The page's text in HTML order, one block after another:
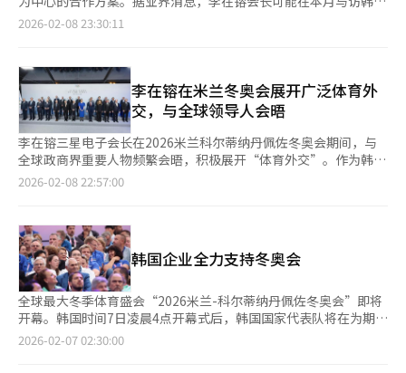
避免“低价出售给关联公司”的争议。目前，具体的交易对象、规
模和时间尚未确定。业内人士认为，可能会在三星集团内部进行股
显示将成为其全资子公司，提升决策速度和管理效率。业内预计，
此次股份出售将对三星SDI的中长期增长战略产生积极影响。10万
亿韩元的资金注入将显著改善财务结构，并为在LFP和全固态电池
等下一代技术竞争中提供投资优势。未来资产证券研究员金哲中表
示，三星显示股份的出售可能成为三星SDI在财务方面逆转局面的
关键。三星SDI计划利用筹集的资金加速“选择与集中”战略，扩
大高利润ESS电池生产线，并专注于2027年量产的全固态电池试点
线投资。※ 本报道经人工智能（AI）系统翻译与编辑。
卢拉总统会晤。预计一些积极开拓中南美市场的企业家也将出席。
重要国家。韩国贸易投资振兴公社圣保罗办事处的报告指出，巴西
有望成为南美数据中心枢纽，预计对半导体、电力设备、冷却系
统、IT硬件和网络解决方案的需求将大幅增加。三星电子在巴西北
部的马瑙斯设有生产法人，生产智能手机、电视和家电。马瑙斯是
巴西政府重点发展的高科技产业园区，三星在巴西市场占有率领
先。卢拉总统应韩国总统李在明邀请访韩。李总统去年在加拿大和
南非的国际会议上与卢拉总统会面，并在南非会议上正式邀请其访
韩。※ 本报道经人工智能（AI）系统翻译与编辑。
2026-02-08 23:30:11
李在镕在米兰冬奥会展开广泛体育外
交，与全球领导人会晤
李在镕三星电子会长在2026米兰科尔蒂纳丹佩佐冬奥会期间，与
全球政商界重要人物频繁会晤，积极展开“体育外交”。作为韩国
唯一的国际奥委会顶级赞助商代表，他再次确认了韩国企业的全球
美国副总统JD万斯、美国国务卿马尔科·鲁比奥等多国领导人。
荷兰国王威廉·亚历山大、卡塔尔国王塔米姆·本·哈马德·阿勒
萨尼等皇室成员也在场。李会长还与全球商业领袖进行了广泛交
流。可口可乐董事长詹姆斯·昆西、爱彼迎CEO布莱恩·切斯基、
欧米茄CEO雷诺德·阿什利曼、宝洁CEO沙伊利什·耶尤里卡尔等
企业高管出席，讨论商业议题和合作方案。一位业内人士表
示：“国际奥委会晚宴不仅是社交活动，更是全球政治经济交汇的
顶级网络平台。李会长的出席展示了三星电子的品牌实力和全球网
2026-02-08 22:57:00
韩国企业全力支持冬奥会
全球最大冬季体育盛会“2026米兰-科尔蒂纳丹佩佐冬奥会”即将
开幕。韩国时间7日凌晨4点开幕式后，韩国国家代表队将在为期
17天的比赛中接受国内主要企业的全方位支持。不仅是资金支持，
2026-02-07 02:30:00